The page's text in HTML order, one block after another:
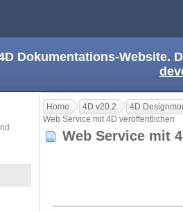
Dokumentations-Website.
Home 4D v20.2
4D
Web Service mit 4D veröffentlichen
Web Service mit